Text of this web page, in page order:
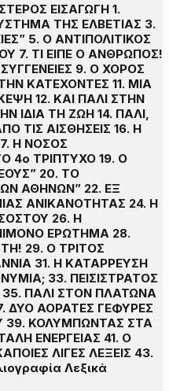
ΕΙΣΑΓΩΓΗ 1.
ΤΗΣ ΕΛΒΕΤΙΑΣ 3.
5. Ο ΑΝΤΙΠΟΛΙΤΙΚΟΣ
7. ΤΙ ΕΙΠΕ Ο ΑΝΘΡΩΠΟΣ!
9. Ο ΧΟΡΟΣ
ΚΑΤΕΧΟΝΤΕΣ 11. ΜΙΑ
12. ΚΑΙ ΠΑΛΙ ΣΤΗΝ
ΙΔΙΑ ΤΗ ΖΩΗ 14. ΠΑΛΙ,
ΤΙΣ ΑΙΣΘΗΣΕΙΣ 16. Η
Η ΝΟΣΟΣ
4ο ΤΡΙΠΤΥΧΟ 19. Ο
20. ΤΟ
ΑΘΗΝΩΝ” 22. ΕΞ
ΑΝΙΚΑΝΟΤΗΤΑΣ 24. Η
26. Η
ΕΡΩΤΗΜΑ 28.
29. Ο ΤΡΙΤΟΣ
31. Η ΚΑΤΑΡΡΕΥΣΗ
33. ΠΕΙΣΙΣΤΡΑΤΟΣ
35. ΠΑΛΙ ΣΤΟΝ ΠΛΑΤΩΝΑ
ΔΥΟ ΑΟΡΑΤΕΣ ΓΕΦΥΡΕΣ
39. ΚΟΛΥΜΠΩΝΤΑΣ ΣΤΑ
ΕΝΕΡΓΕΙΑΣ 41. Ο
ΛΙΓΕΣ ΛΕΞΕΙΣ 43.
Λεξικά